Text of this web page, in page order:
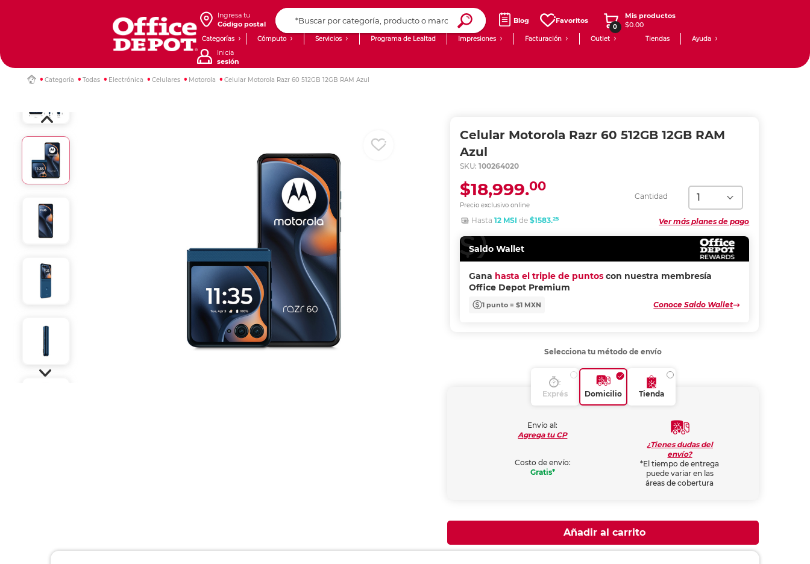
Ingresa tu
Código postal
Blog Favoritos
0
Mis productos
$0.00
Categorías Cómputo Servicios
Venta corporativa
Programa de Lealtad Impresiones Facturación Outlet Tiendas Ayuda
Inicia
sesión
Categoría Todas Electrónica Celulares Motorola Celular Motorola Razr 60 512GB 12GB RAM Azul
Celular Motorola Razr 60 512GB 12GB RAM
Azul
SKU: 100264020
Cantidad
Precio exclusivo online
$18,999.00
Ver más planes de pago
Hasta 12 MSI de $1583.25
Saldo Wallet
Gana hasta el triple de puntos con nuestra membresía
Office Depot Premium
1 punto = $1 MXN Conoce Saldo Wallet
Selecciona tu método de envío
Exprés Domicilio Tienda
Envío al:
Agrega tu CP
Costo de envío:
Gratis*
¿Tienes dudas del
envío?
*El tiempo de entrega
puede variar en las
áreas de cobertura
Añadir al carrito